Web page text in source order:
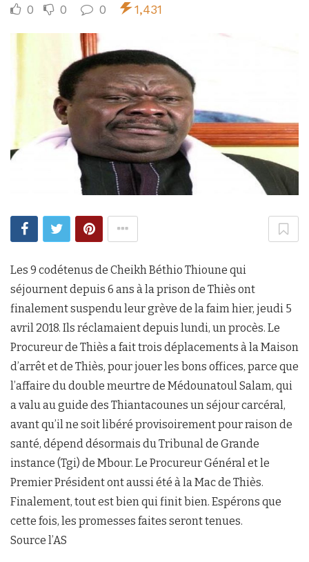
0 0 0 1,431
Les 9 codétenus de Cheikh Béthio Thioune qui
séjournent depuis 6 ans à la prison de Thiès ont
finalement suspendu leur grève de la faim hier, jeudi 5
avril 2018. Ils réclamaient depuis lundi, un procès. Le
Procureur de Thiès a fait trois déplacements à la Maison
d’arrêt et de Thiès, pour jouer les bons offices, parce que
l’affaire du double meurtre de Médounatoul Salam, qui
a valu au guide des Thiantacounes un séjour carcéral,
avant qu’il ne soit libéré provisoirement pour raison de
santé, dépend désormais du Tribunal de Grande
instance (Tgi) de Mbour. Le Procureur Général et le
Premier Président ont aussi été à la Mac de Thiès.
Finalement, tout est bien qui finit bien. Espérons que
cette fois, les promesses faites seront tenues.
Source l’AS